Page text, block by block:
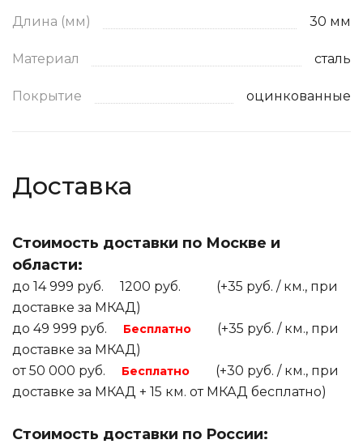
Длина (мм) 30 мм
Материал сталь
Покрытие оцинкованные
Доставка
Стоимость доставки по Москве и
области:
до 14 999 руб. 1200 руб. (+35 руб. / км., при
доставке за МКАД)
до 49 999 руб.
Бесплатно
(+35 руб. / км., при
доставке за МКАД)
от 50 000 руб.
Бесплатно
(+30 руб. / км., при
доставке за МКАД + 15 км. от МКАД бесплатно)
Стоимость доставки по России: